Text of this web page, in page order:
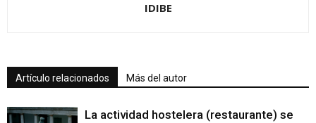
IDIBE
Artículo relacionados Más del autor
La actividad hostelera (restaurante) se